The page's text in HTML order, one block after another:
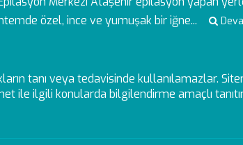
özel, ince ve yumuşak bir iğne...
tanı veya tedavisinde kullanılamazlar.
ile ilgili konularda bilgilendirme amaçlı